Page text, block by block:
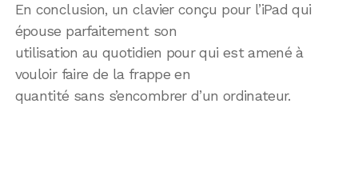
En conclusion, un clavier conçu pour l’iPad qui
épouse parfaitement son
utilisation au quotidien pour qui est amené à
vouloir faire de la frappe en
quantité sans s’encombrer d’un ordinateur.